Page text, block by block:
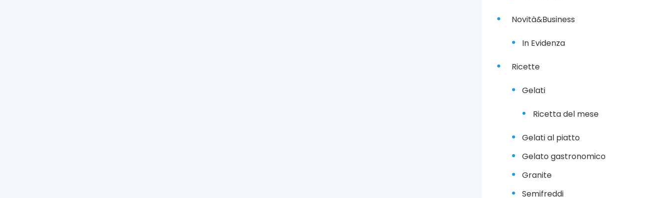
Novità&Business
In Evidenza
Ricette
Gelati
Ricetta del mese
Gelati al piatto
Gelato gastronomico
Granite
Semifreddi